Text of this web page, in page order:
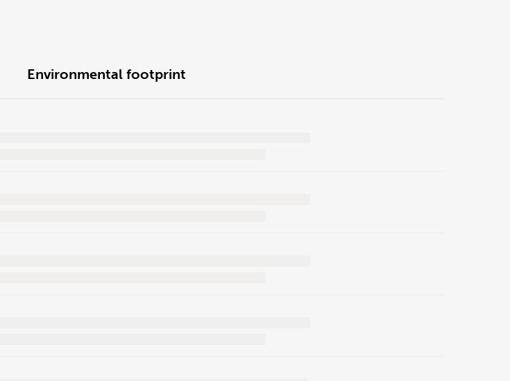
Environmental footprint